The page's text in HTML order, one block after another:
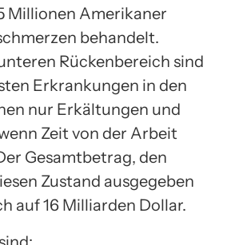
Millionen Amerikaner
behandelt.
Rückenbereich sind
Erkrankungen in den
nur Erkältungen und
Zeit von der Arbeit
Gesamtbetrag, den
Zustand ausgegeben
auf 16 Milliarden Dollar.